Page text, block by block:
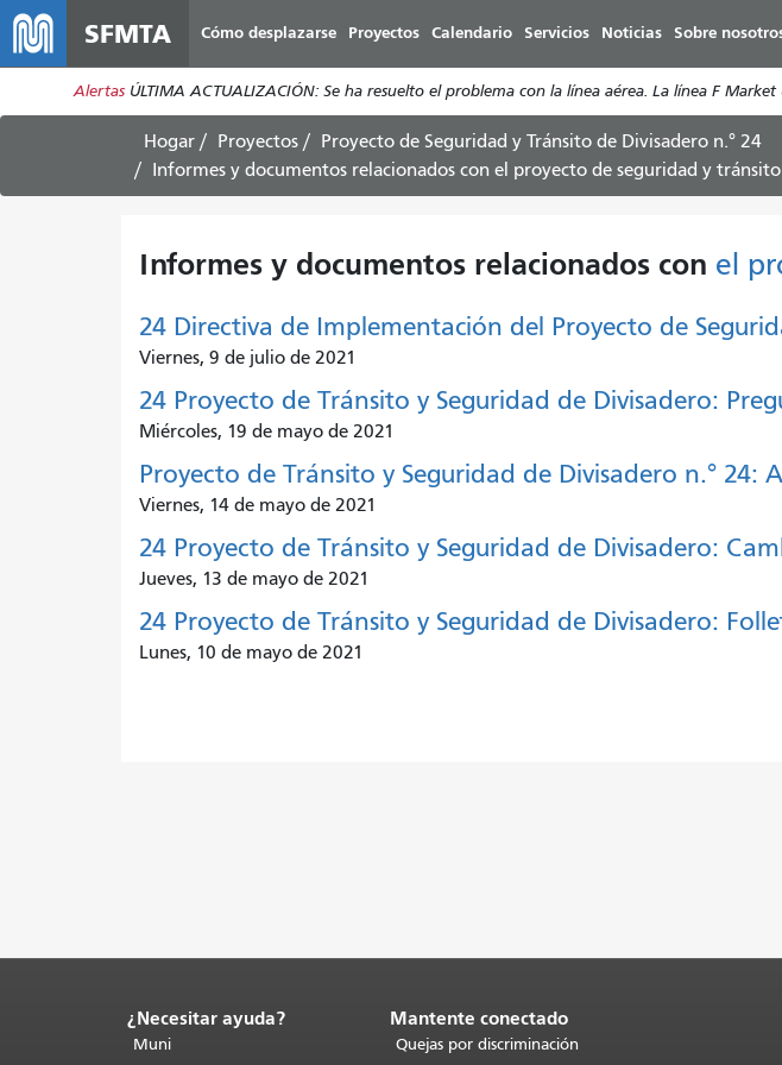
SFMTA Cómo desplazarse Proyectos Calendario Servicios Noticias Sobre
Alertas ÚLTIMA ACTUALIZACIÓN: Se ha resuelto el problema con la línea aérea. La línea F
Hogar Proyectos
Proyecto de Seguridad y Tránsito de Divisadero n.° 24
Informes y documentos relacionados con el proyecto de seguridad y
Informes y documentos relacionados con el
24 Directiva de Implementación del Proyecto de
Viernes, 9 de julio de 2021
24 Proyecto de Tránsito y Seguridad de Divisadero:
Miércoles, 19 de mayo de 2021
Proyecto de Tránsito y Seguridad de Divisadero n.° 24:
Viernes, 14 de mayo de 2021
24 Proyecto de Tránsito y Seguridad de Divisadero:
Jueves, 13 de mayo de 2021
24 Proyecto de Tránsito y Seguridad de Divisadero:
Lunes, 10 de mayo de 2021
Fin
del
¿Necesitar ayuda?
Muni
Mantente conectado
Quejas por discriminación